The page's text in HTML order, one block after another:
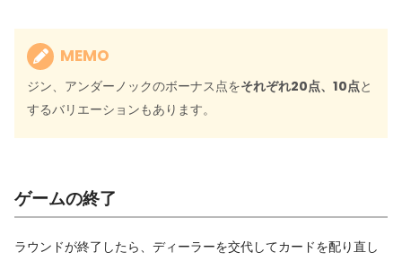
MEMO
ジン、アンダーノックのボーナス点をそれぞれ20点、10点と
するバリエーションもあります。
ゲームの終了
ラウンドが終了したら、ディーラーを交代してカードを配り直し